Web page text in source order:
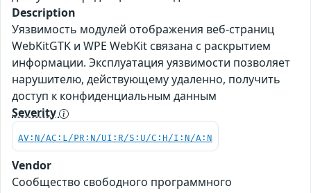
Description
Уязвимость модулей отображения веб-страниц
WebKitGTK и WPE WebKit связана с раскрытием
информации. Эксплуатация уязвимости позволяет
нарушителю, действующему удаленно, получить
доступ к конфиденциальным данным
Severity
AV:N/AC:L/PR:N/UI:R/S:U/C:H/I:N/A:N
Vendor
Сообщество свободного программного